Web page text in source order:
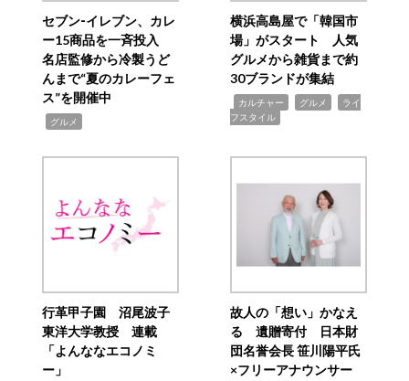
セブン‐イレブン、カレ
ー15商品を一斉投入
名店監修から冷製うど
んまで“夏のカレーフェ
ス”を開催中
グルメ
横浜高島屋で「韓国市
場」がスタート 人気
グルメから雑貨まで約
30ブランドが集結
カルチャー グルメ
ライ
フスタイル
行革甲子園 沼尾波子
東洋大学教授 連載
「よんななエコノミ
ー」
故人の「想い」かなえ
る 遺贈寄付 日本財
団名誉会長 笹川陽平氏
×フリーアナウンサー